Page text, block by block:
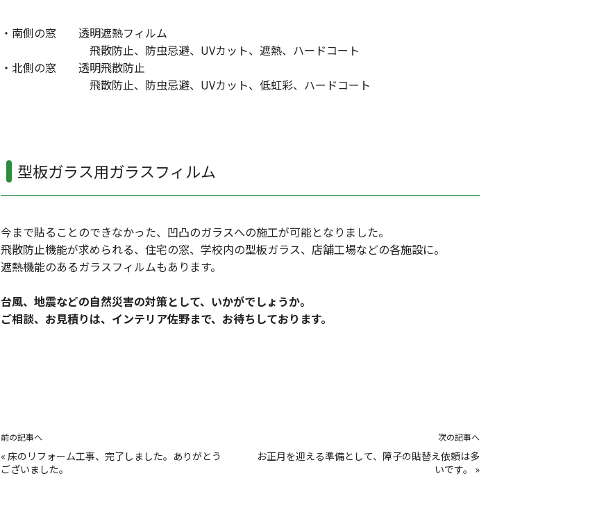
・南側の窓 透明遮熱フィルム
飛散防止、防虫忌避、UVカット、遮熱、ハードコート
・北側の窓 透明飛散防止
飛散防止、防虫忌避、UVカット、低虹彩、ハードコート
型板ガラス用ガラスフィルム
今まで貼ることのできなかった、凹凸のガラスへの施工が可能となりました。
飛散防止機能が求められる、住宅の窓、学校内の型板ガラス、店舗工場などの各施設に。
遮熱機能のあるガラスフィルムもあります。
台風、地震などの自然災害の対策として、いかがでしょうか。
ご相談、お見積りは、インテリア佐野まで、お待ちしております。
前の記事へ
« 床のリフォーム工事、完了しました。ありがとう
ございました。
次の記事へ
お正月を迎える準備として、障子の貼替え依頼は多
いです。
»